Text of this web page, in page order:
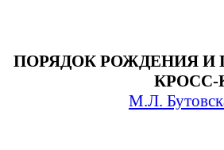
ПОРЯДОК РОЖДЕНИЯ И
М.Л.